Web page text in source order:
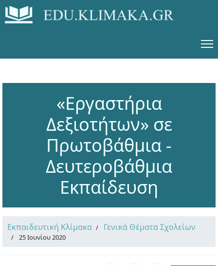
«Εργαστήρια
Δεξιοτήτων» σε
Πρωτοβάθμια -
Δευτεροβάθμια
Εκπαίδευση
Εκπαιδευτική Κλίμακα Γενικά Θέματα Σχολείων
25 Ιουνίου 2020